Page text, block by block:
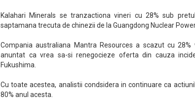
Kalahari Minerals se tranzactiona vineri cu 28% sub
saptamana trecuta de chinezii de la Guangdong Nuclear
Compania australiana Mantra Resources a scazut cu
anuntat ca vrea sa-si renegocieze oferta din cauza
Fukushima.
Cu toate acestea, analistii condsidera in continuare ca
80% anul acesta.